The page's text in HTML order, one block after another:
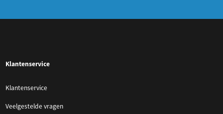
Klantenservice
Klantenservice
Veelgestelde vragen